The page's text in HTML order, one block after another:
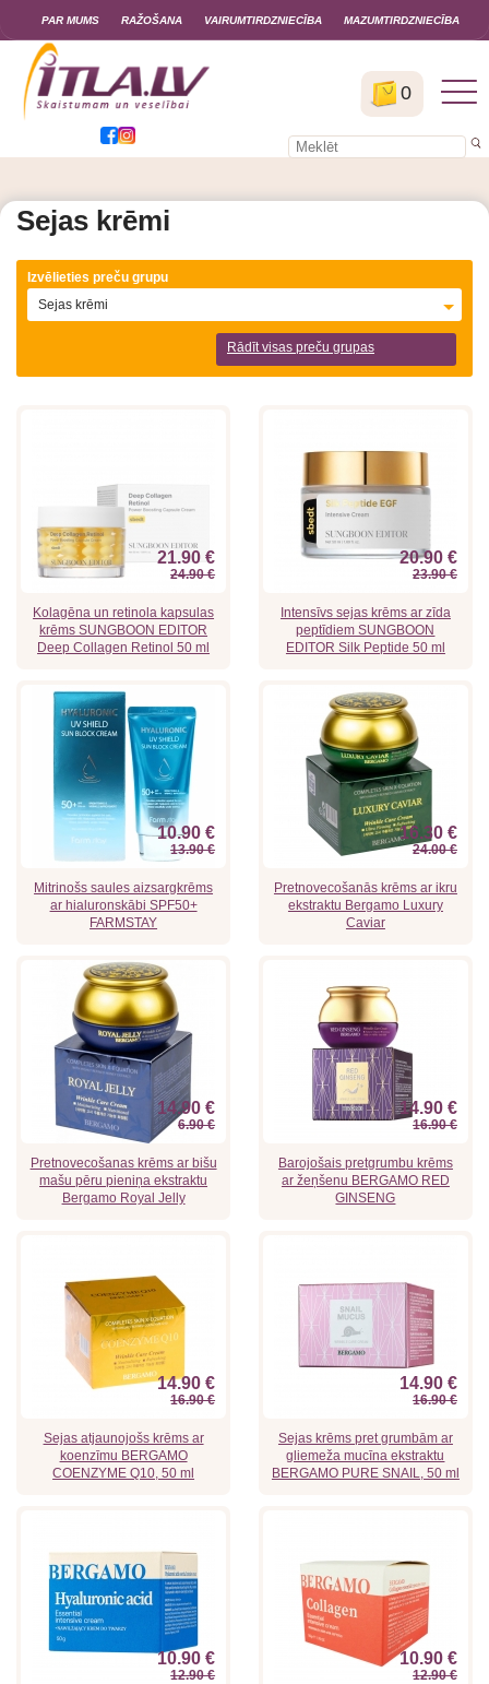
0
PAR MUMS RAŽOŠANA VAIRUMTIRDZNIECĪBA MAZUMTIRDZNIECĪBA
Sejas krēmi
Rādīt visas preču grupas
Izvēlieties preču grupu
Sejas krēmi
21.90 €
24.90 €
Kolagēna un retinola kapsulas
krēms SUNGBOON EDITOR
Deep Collagen Retinol 50 ml
20.90 €
23.90 €
Intensīvs sejas krēms ar zīda
peptīdiem SUNGBOON
EDITOR Silk Peptide 50 ml
10.90 €
13.90 €
Mitrinošs saules aizsargkrēms
ar hialuronskābi SPF50+
FARMSTAY
16.30 €
24.00 €
Pretnovecošanās krēms ar ikru
ekstraktu Bergamo Luxury
Caviar
14.90 €
6.90 €
Pretnovecošanas krēms ar bišu
mašu pēru pieniņa ekstraktu
Bergamo Royal Jelly
14.90 €
16.90 €
Barojošais pretgrumbu krēms
ar žeņšenu BERGAMO RED
GINSENG
14.90 €
16.90 €
Sejas atjaunojošs krēms ar
koenzīmu BERGAMO
COENZYME Q10, 50 ml
14.90 €
16.90 €
Sejas krēms pret grumbām ar
gliemeža mucīna ekstraktu
BERGAMO PURE SNAIL, 50 ml
10.90 €
12.90 €
10.90 €
12.90 €